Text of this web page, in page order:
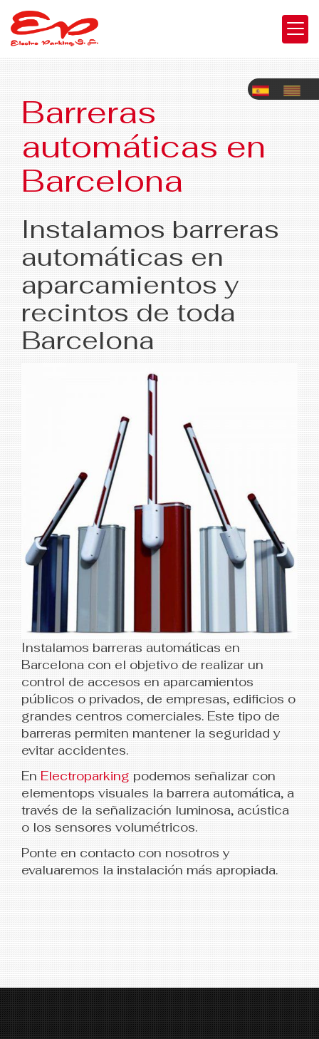
Barreras
automáticas en
Barcelona
Instalamos barreras
automáticas en
aparcamientos y
recintos de toda
Barcelona
Instalamos barreras automáticas en
Barcelona con el objetivo de realizar un
control de accesos en aparcamientos
públicos o privados, de empresas, edificios o
grandes centros comerciales. Este tipo de
barreras permiten mantener la seguridad y
evitar accidentes.
En Electroparking podemos señalizar con
elementops visuales la barrera automática, a
través de la señalización luminosa, acústica
o los sensores volumétricos.
Ponte en contacto con nosotros y
evaluaremos la instalación más apropiada.